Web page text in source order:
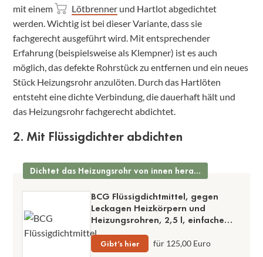
mit einem
Lötbrenner und Hartlot abgedichtet
werden. Wichtig ist bei dieser Variante, dass sie
fachgerecht ausgeführt wird. Mit entsprechender
Erfahrung (beispielsweise als Klempner) ist es auch
möglich, das defekte Rohrstück zu entfernen und ein neues
Stück Heizungsrohr anzulöten. Durch das Hartlöten
entsteht eine dichte Verbindung, die dauerhaft hält und
das Heizungsrohr fachgerecht abdichtet.
2. Mit Flüssigdichter abdichten
Dichtet das Heizungsrohr von innen heraus ab
BCG Flüssigdichtmittel, gegen
Leckagen Heizkörpern und
Heizungsrohren, 2,5 l, einfache
Anwendung, hohe Dichtheit
Gibt’s hier
für 125,00 Euro